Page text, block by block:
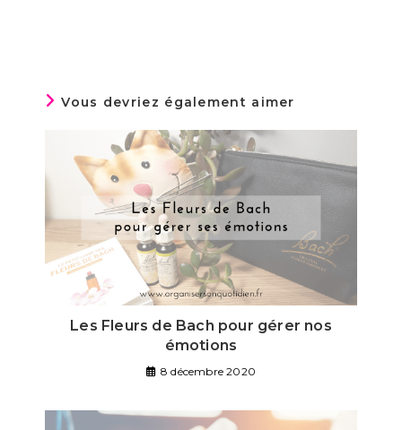
Vous devriez également aimer
Les Fleurs de Bach pour gérer nos
émotions
8 décembre 2020